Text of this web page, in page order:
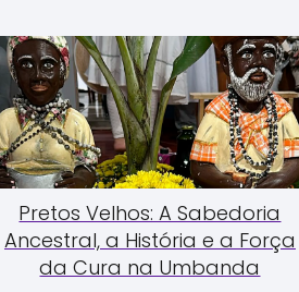
Pretos Velhos: A Sabedoria
Ancestral, a História e a Força
da Cura na Umbanda